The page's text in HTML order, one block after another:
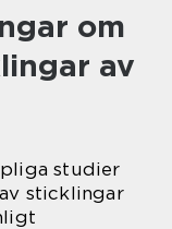
om
av
studier
sticklingar